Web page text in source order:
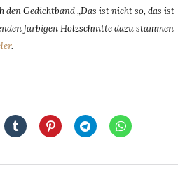
den Gedichtband „Das ist nicht so, das ist
farbigen Holzschnitte dazu stammen
.